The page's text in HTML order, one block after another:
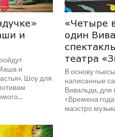
и
и
Шоу для
«Четыре
один
театра
В основу
написанные
Вивальди, для
«Времена
маэстро